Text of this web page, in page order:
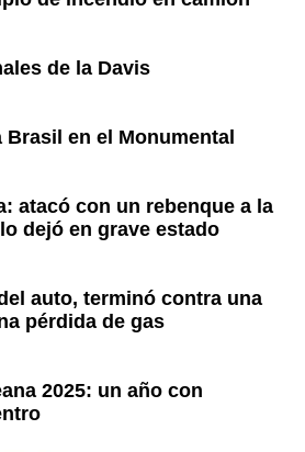
de la Davis
Brasil en el Monumental
atacó con un rebenque a la
dejó en grave estado
auto, terminó contra una
pérdida de gas
2025: un año con